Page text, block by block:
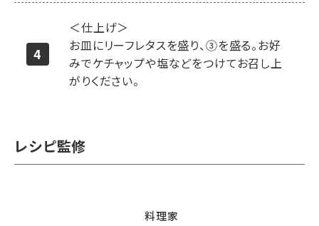
＜仕上げ＞
お皿にリーフレタスを盛り、③を盛る。お好
みでケチャップや塩などをつけてお召し上
がりください。
レシピ監修
料理家